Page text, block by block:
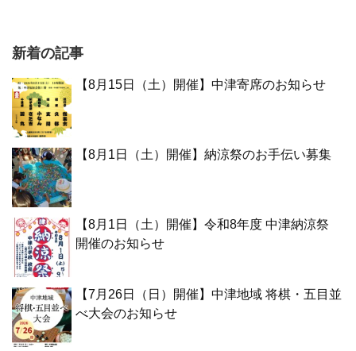
新着の記事
【8月15日（土）開催】中津寄席のお知らせ
【8月1日（土）開催】納涼祭のお手伝い募集
【8月1日（土）開催】令和8年度 中津納涼祭
開催のお知らせ
【7月26日（日）開催】中津地域 将棋・五目並
べ大会のお知らせ